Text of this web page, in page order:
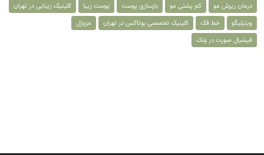
درمان ریزش مو کم پشتی مو بازسازی پوست پوست زیبا
کلینیک زیبایی در تهران
ویتیلیگو
خط فک کلینیک تخصصی بوتاکس در تهران
مزوژل
فیشیال صورت در ونک